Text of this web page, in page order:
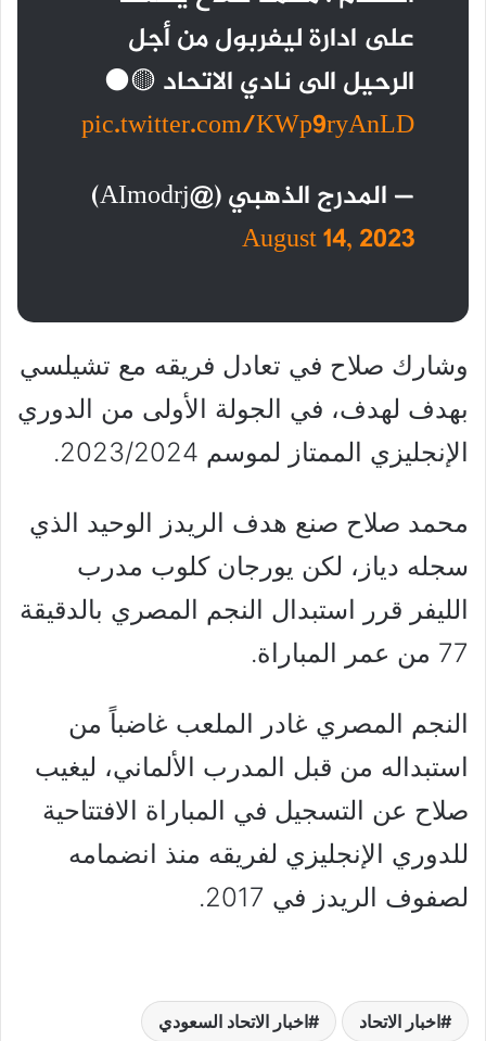
على ادارة ليفربول من أجل
الرحيل الى نادي الاتحاد 🟡⚫️
pic.twitter.com/KWp9ryAnLD
— المدرج الذهبي (@AImodrj)
August 14, 2023
وشارك صلاح في تعادل فريقه مع تشيلسي
بهدف لهدف، في الجولة الأولى من الدوري
الإنجليزي الممتاز لموسم 2023/2024.
محمد صلاح صنع هدف الريدز الوحيد الذي
سجله دياز، لكن يورجان كلوب مدرب
الليفر قرر استبدال النجم المصري بالدقيقة
77 من عمر المباراة.
النجم المصري غادر الملعب غاضباً من
استبداله من قبل المدرب الألماني، ليغيب
صلاح عن التسجيل في المباراة الافتتاحية
للدوري الإنجليزي لفريقه منذ انضمامه
لصفوف الريدز في 2017.
اخبار الاتحاد اخبار الاتحاد السعودي